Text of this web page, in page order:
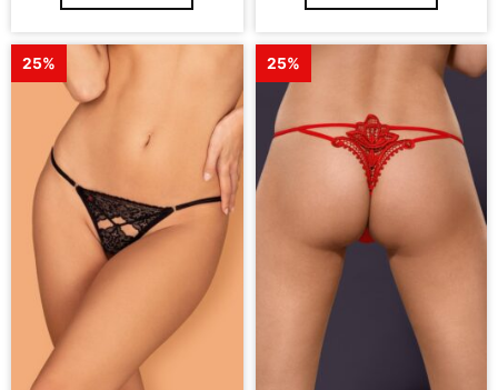
25%
25%